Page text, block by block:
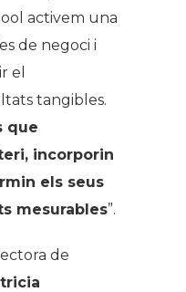
activem una
de negoci i
el
tangibles.
que
incorporin
els seus
mesurables”.
de